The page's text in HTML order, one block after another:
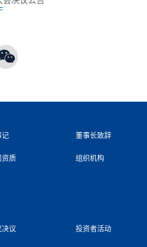
记 董事长致辞
资质 组织机构
决议 投资者活动